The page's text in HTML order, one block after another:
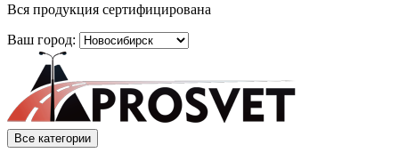
Вся продукция сертифицирована
Ваш город:
Все категории